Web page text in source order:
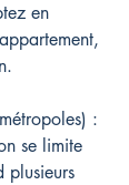
en
:
se limite
plusieurs